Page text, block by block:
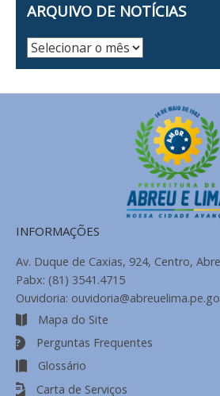
ARQUIVO DE NOTÍCIAS
Arquivo
INFORMAÇÕES
Av. Duque de Caxias, 924, Centro,
Pabx: (81) 3541.4715
Ouvidoria:
Mapa do Site
Perguntas Frequentes
Glossário
Carta de Serviços